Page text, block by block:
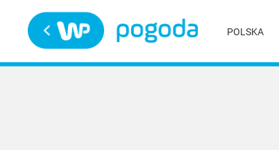
POLSKA